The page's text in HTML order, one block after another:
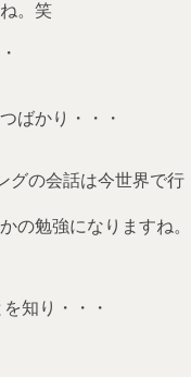
。笑
ばかり・・・
グの会話は今世界で行
の勉強になりますね。
知り・・・